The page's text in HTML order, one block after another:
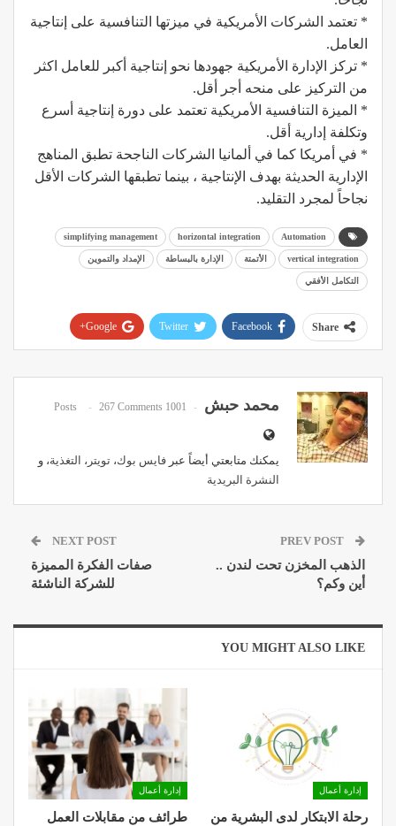
* تعتمد الشركات الأمريكية في ميزتها التنافسية على إنتاجية
العامل.
* تركز الإدارة الأمريكية جهودها نحو إنتاجية أكبر للعامل اكثر
من التركيز على منحه أجر أقل.
* الميزة التنافسية الأمريكية تعتمد على دورة إنتاجية أسرع
وتكلفة إدارية أقل.
* في أمريكا كما في ألمانيا الشركات الناجحة تطبق المناهج
الإدارية الحديثة بهدف الإنتاجية ، بينما تطبقها الشركات الأقل
نجاحاً لمجرد التقليد.
Automation
horizontal integration
simplifying management
vertical integration الأتمتة الإدارة بالبساطة الإمداد والتموين
التكامل الأفقي
Share
Facebook
Twitter
Google+
محمد حبش 1001 Posts
267 Comments
يمكنك متابعتي أيضاً عبر فايس بوك، تويتر ، التغذية، و
النشرة البريدية
الذهب المخزن تحت لندن ..
أين وكم؟
NEXT POST
صفات الفكرة المميزة
للشركة الناشئة
YOU MIGHT ALSO LIKE
إدارة أعمال
رحلة الابتكار لدى البشرية من
إدارة أعمال
طرائف من مقابلات العمل